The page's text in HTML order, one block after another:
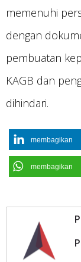
memenuhi
dengan
pembuatan
KAGB dan
dihindari.
membagikan
membagikan